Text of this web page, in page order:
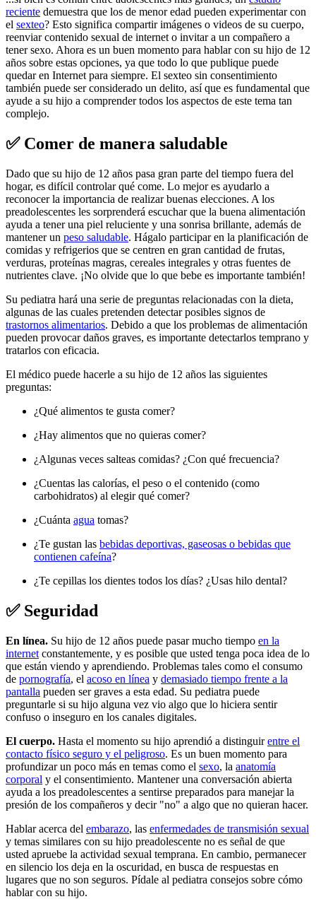
reciente demuestra que los de menor edad pueden experimentar con
el sexteo? Esto significa compartir imágenes o videos de su cuerpo,
reenviar contenido sexual de internet o invitar a un compañero a
tener sexo. Ahora es un buen momento para hablar con su hijo de 12
años sobre estas opciones, ya que todo lo que publique puede
quedar en Internet para siempre. El sexteo sin consentimiento
también puede ser considerado un delito, así que es fundamental que
ayude a su hijo a comprender todos los aspectos de este tema tan
complejo.
✅ Comer de manera saludable
Dado que su hijo de 12 años pasa gran parte del tiempo fuera del
hogar, es difícil controlar qué come. Lo mejor es ayudarlo a
reconocer la importancia de realizar buenas elecciones. A los
preadolescentes les sorprenderá escuchar que la buena alimentación
ayuda a tener una piel reluciente y una sonrisa brillante, además de
mantener un peso saludable. Hágalo participar en la planificación de
comidas y refrigerios que se centren en gran cantidad de frutas,
verduras, proteínas magras, cereales integrales y otras fuentes de
nutrientes clave. ¡No olvide que lo que bebe es importante también!
Su pediatra hará una serie de preguntas relacionadas con la dieta,
algunas de las cuales pretenden detectar posibles signos de
trastornos alimentarios. Debido a que los problemas de alimentación
pueden provocar daños graves, es importante detectarlos temprano y
tratarlos con eficacia.
El médico puede hacerle a su hijo de 12 años las siguientes
preguntas:
¿Qué alimentos te gusta comer?
¿Hay alimentos que no quieras comer?
¿Algunas veces salteas comidas? ¿Con qué frecuencia?
¿Cuentas las calorías, el peso o el contenido (como
carbohidratos) al elegir qué comer?
¿Cuánta agua tomas?
¿Te gustan las bebidas deportivas, gaseosas o bebidas que
contienen cafeína?
¿Te cepillas los dientes todos los días? ¿Usas hilo dental?
✅ Seguridad
En línea. Su hijo de 12 años puede pasar mucho tiempo en la
internet constantemente, y es posible que usted tenga poca idea de lo
que están viendo y aprendiendo. Problemas tales como el consumo
de pornografía, el acoso en línea y demasiado tiempo frente a la
pantalla pueden ser graves a esta edad. Su pediatra puede
preguntarle si su hijo alguna vez vio algo que lo hiciera sentir
confuso o inseguro en los canales digitales.
El cuerpo. Hasta el momento su hijo aprendió a distinguirentre el
contacto físico seguro y el peligroso. Es un buen momento para
profundizar un poco más en temas como el sexo, la anatomía
corporal y el consentimiento. Mantener una conversación abierta
ayuda a los preadolescentes a sentirse preparados para manejar la
presión de los compañeros y decir "no" a algo que no quieran hacer.
Hablar acerca del embarazo, las enfermedades de transmisión sexual
y temas similares con su hijo preadolescente no es señal de que
usted apruebe la actividad sexual temprana. En cambio, permanecer
en silencio los deja en la oscuridad, en busca de respuestas en
lugares que no son seguros. Pídale al pediatra consejos sobre cómo
hablar con su hijo.